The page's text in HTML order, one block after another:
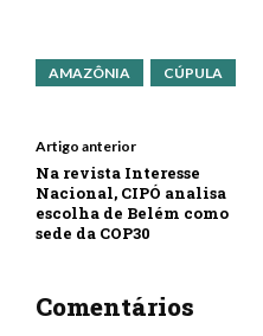
AMAZÔNIA CÚPULA
Artigo anterior
Na revista Interesse
Nacional, CIPÓ analisa
escolha de Belém como
sede da COP30
Comentários